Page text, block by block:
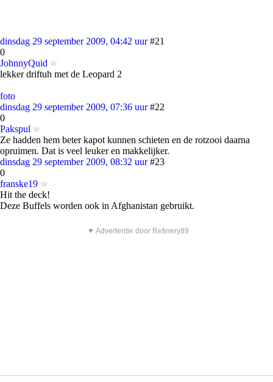
dinsdag 29 september 2009, 04:42 uur #21
0
JohnnyQuid
lekker driftuh met de Leopard 2
foto
dinsdag 29 september 2009, 07:36 uur #22
0
Pakspul
Ze hadden hem beter kapot kunnen schieten en de rotzooi daarna
opruimen. Dat is veel leuker en makkelijker.
dinsdag 29 september 2009, 08:32 uur #23
0
franske19
Hit the deck!
Deze Buffels worden ook in Afghanistan gebruikt.
▼ Advertentie door Refinery89